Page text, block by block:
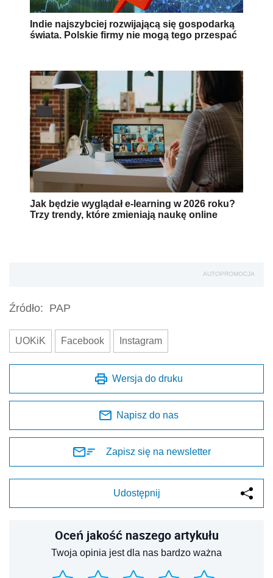
Indie najszybciej rozwijającą się gospodarką
świata. Polskie firmy nie mogą tego przespać
Jak będzie wyglądał e-learning w 2026 roku?
Trzy trendy, które zmieniają naukę online
AUTOPROMOCJA
Źródło: PAP
UOKiK Facebook Instagram
Wersja do druku
Napisz do nas
Zapisz się na newsletter
Udostępnij
Oceń jakość naszego artykułu
Twoja opinia jest dla nas bardzo ważna